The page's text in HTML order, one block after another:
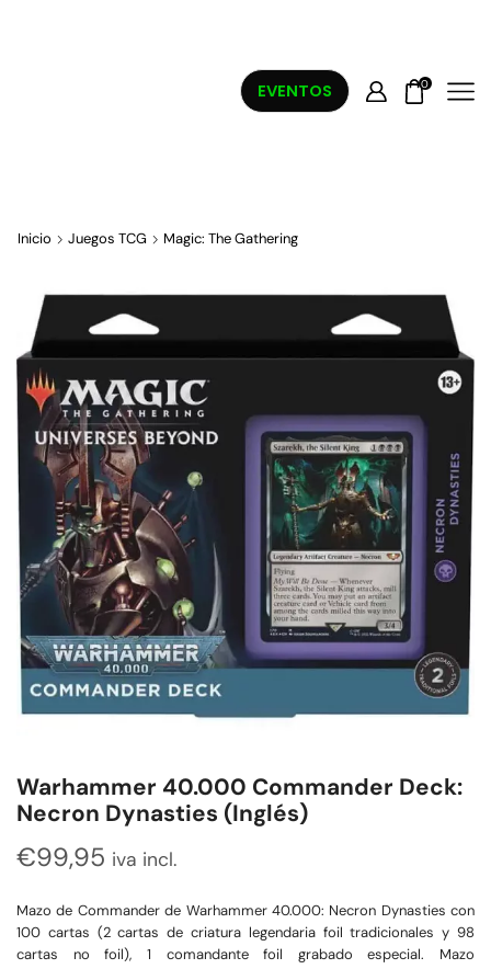
EVENTOS 0
Inicio Juegos TCG Magic: The Gathering
Warhammer 40.000 Commander Deck:
Necron Dynasties (Inglés)
€99,95 iva incl.
Mazo de Commander de Warhammer 40.000: Necron Dynasties con
100 cartas (2 cartas de criatura legendaria foil tradicionales y 98
cartas no foil), 1 comandante foil grabado especial. Mazo